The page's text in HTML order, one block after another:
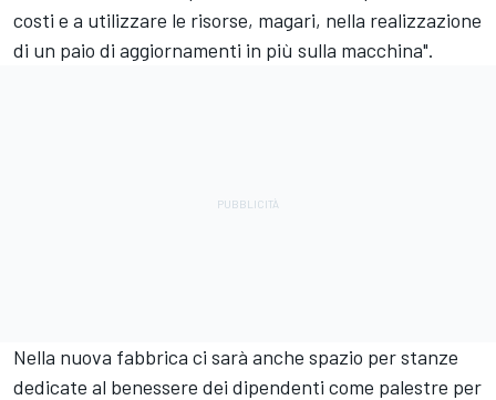
costi e a utilizzare le risorse, magari, nella realizzazione
di un paio di aggiornamenti in più sulla macchina".
Nella nuova fabbrica ci sarà anche spazio per stanze
dedicate al benessere dei dipendenti come palestre per